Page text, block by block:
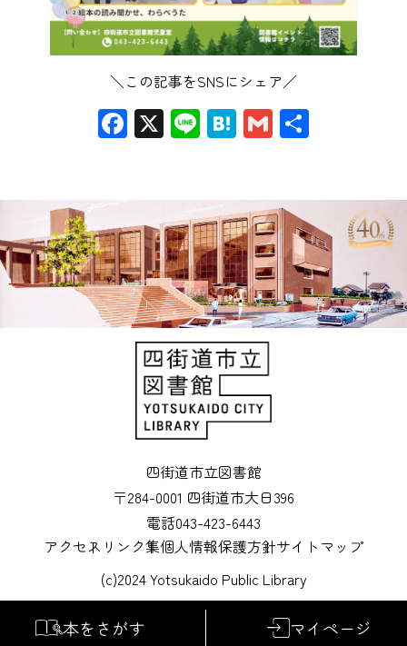
＼この記事をSNSにシェア／
Facebook
X LineHatena
Gmail
四街道市立図書館
〒284-0001 四街道市大日396
電話043-423-6443
アクセス リンク集個人情報保護方針サイトマップ
(c)2024 Yotsukaido Public Library
本をさがす マイページ